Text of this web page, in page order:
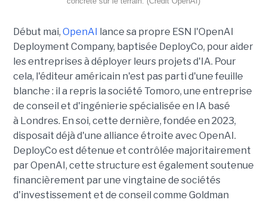
Début mai, OpenAI lance sa propre ESN l'OpenAI
Deployment Company, baptisée DeployCo, pour aider
les entreprises à déployer leurs projets d'IA. Pour
cela, l'éditeur américain n'est pas parti d'une feuille
blanche : il a repris la société Tomoro, une entreprise
de conseil et d'ingénierie spécialisée en IA basé
à Londres. En soi, cette dernière, fondée en 2023,
disposait déjà d'une alliance étroite avec OpenAI.
DeployCo est détenue et contrôlée majoritairement
par OpenAI, cette structure est également soutenue
financièrement par une vingtaine de sociétés
d'investissement et de conseil comme Goldman